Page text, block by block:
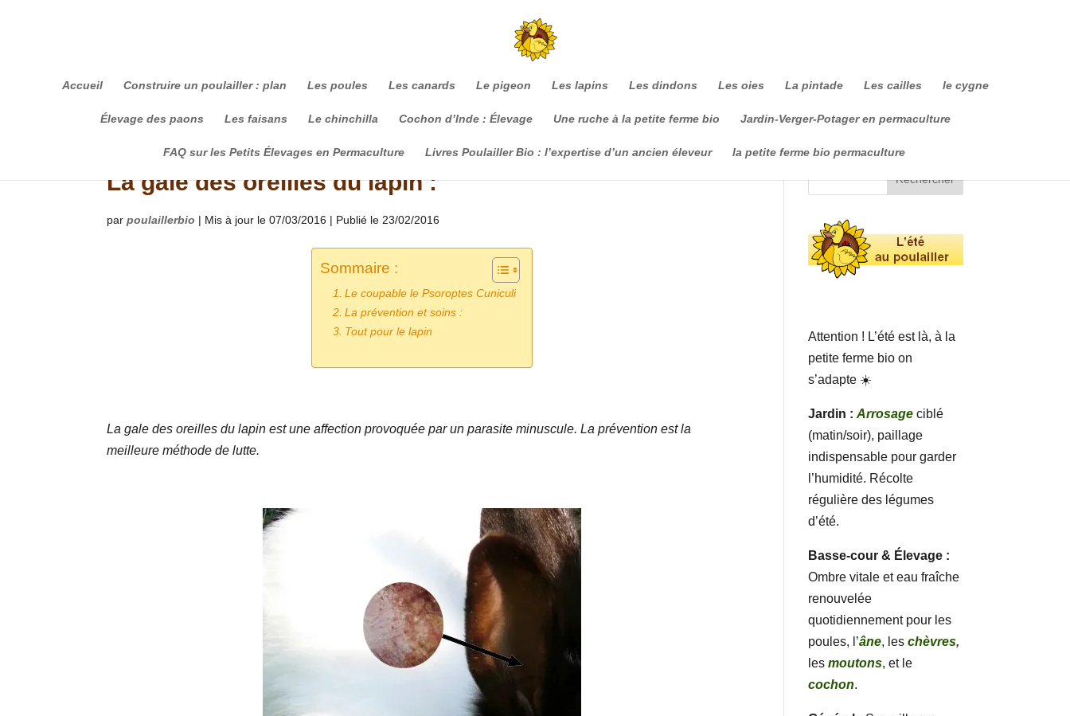
Accueil Construire un poulailler : plan Les poules Les canards Le pigeon Les lapins Les dindons Les oies La pintade Les cailles le cygne
Élevage des paons Les faisans Le chinchilla Cochon d’Inde : Élevage Une ruche à la petite ferme bio Jardin-Verger-Potager en permaculture
FAQ sur les Petits Élevages en Permaculture Livres Poulailler Bio : l’expertise d’un ancien éleveur la petite ferme bio permaculture
La gale des oreilles du lapin :
parpoulaillerbio | Mis à jour le 07/03/2016 | Publié le 23/02/2016
Sommaire :
Le coupable le Psoroptes Cuniculi
La prévention et soins :
Tout pour le lapin
La gale des oreilles du lapin est une affection provoquée par un parasite minuscule. La prévention est la
meilleure méthode de lutte.
Attention ! L’été est là, à la
petite ferme bio on
s’adapte ☀️
Jardin : Arrosage ciblé
(matin/soir), paillage
indispensable pour garder
l’humidité. Récolte
régulière des légumes
d’été.
Basse-cour & Élevage :
Ombre vitale et eau fraîche
renouvelée
quotidiennement pour les
poules, l’âne, leschèvres,
lesmoutons, et le
cochon.